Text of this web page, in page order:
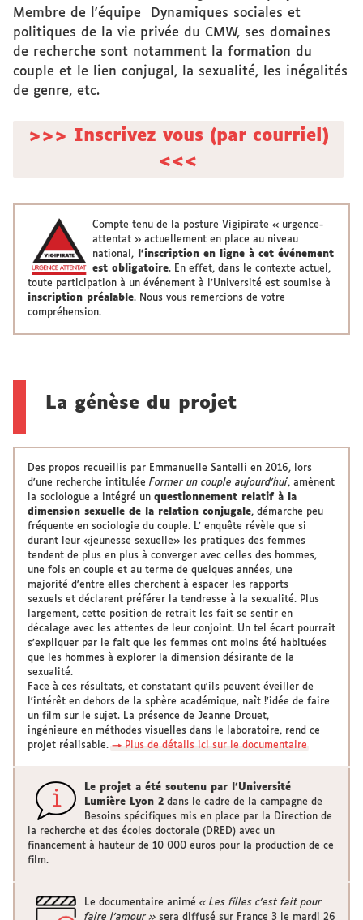
Membre de l'équipe Dynamiques sociales et
politiques de la vie privée du CMW, ses domaines
de recherche sont notamment la formation du
couple et le lien conjugal, la sexualité, les inégalités
de genre, etc.
>>> Inscrivez vous (par courriel)
<<<
Compte tenu de la posture Vigipirate « urgence-
attentat » actuellement en place au niveau
national, l’inscription en ligne à cet événement
est obligatoire. En effet, dans le contexte actuel,
toute participation à un événement à l’Université est soumise à
inscription préalable. Nous vous remercions de votre
compréhension.
La génèse du projet
Des propos recueillis par Emmanuelle Santelli en 2016, lors
d'une recherche intitulée Former un couple aujourd'hui, amènent
la sociologue a intégré un questionnement relatif à la
dimension sexuelle de la relation conjugale, démarche peu
fréquente en sociologie du couple. L' enquête révèle que si
durant leur «jeunesse sexuelle» les pratiques des femmes
tendent de plus en plus à converger avec celles des hommes,
une fois en couple et au terme de quelques années, une
majorité d'entre elles cherchent à espacer les rapports
sexuels et déclarent préférer la tendresse à la sexualité. Plus
largement, cette position de retrait les fait se sentir en
décalage avec les attentes de leur conjoint. Un tel écart pourrait
s'expliquer par le fait que les femmes ont moins été habituées
que les hommes à explorer la dimension désirante de la
sexualité.
Face à ces résultats, et constatant qu'ils peuvent éveiller de
l'intérêt en dehors de la sphère académique, naît !'idée de faire
un film sur le sujet. La présence de Jeanne Drouet,
ingénieure en méthodes visuelles dans le laboratoire, rend ce
projet réalisable. → Plus de détails ici sur le documentaire
Le projet a été soutenu par l'Université
Lumière Lyon 2 dans le cadre de la campagne de
Besoins spécifiques mis en place par la Direction de
la recherche et des écoles doctorale (DRED) avec un
financement à hauteur de 10 000 euros pour la production de ce
film.
Le documentaire animé « Les filles c'est fait pour
faire l'amour » sera diffusé sur France 3 le mardi 26